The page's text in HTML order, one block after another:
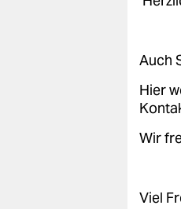
Auch
Hier
Wir
Viel